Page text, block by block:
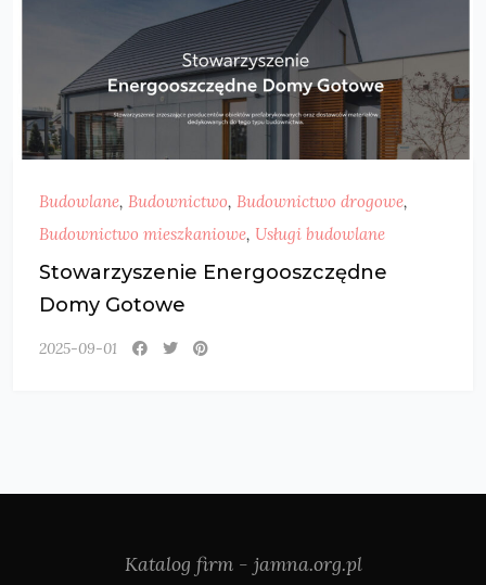
Budowlane, Budownictwo, Budownictwo drogowe,
Budownictwo mieszkaniowe, Usługi budowlane
Stowarzyszenie Energooszczędne
Domy Gotowe
2025-09-01
Katalog firm - jamna.org.pl